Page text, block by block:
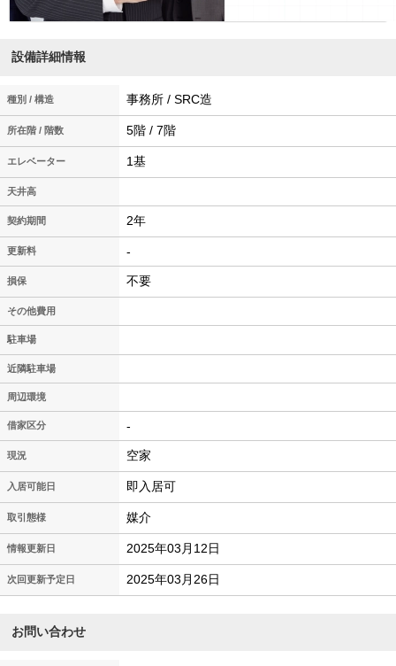
設備詳細情報
種別 / 構造 事務所 / SRC造
所在階 / 階数 5階 / 7階
エレベーター 1基
天井高
契約期間 2年
更新料 -
損保 不要
その他費用
駐車場
近隣駐車場
周辺環境
借家区分 -
現況 空家
入居可能日 即入居可
取引態様 媒介
情報更新日 2025年03月12日
次回更新予定日 2025年03月26日
お問い合わせ